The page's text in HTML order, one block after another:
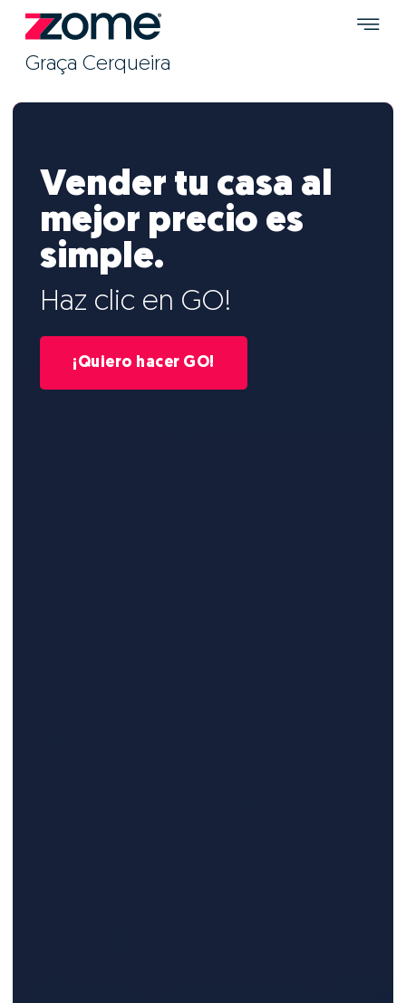
Graça Cerqueira
Vender tu casa al
mejor precio es
simple.
Haz clic en GO!
¡Quiero hacer GO!